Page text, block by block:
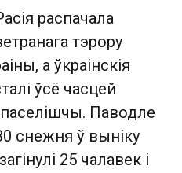
распачала
тэрору
а ўкраінскія
ўсё часцей
паселішчы. Паводле
снежня ў выніку
25 чалавек і